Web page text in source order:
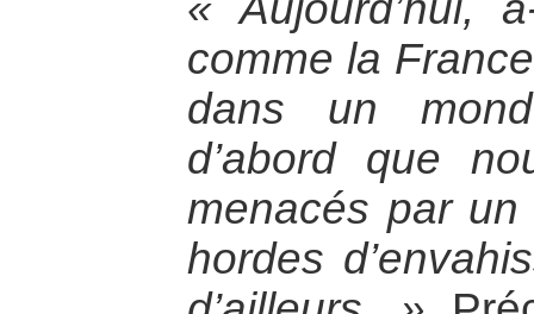
comme la
dans un
d’abord que
menacés par
hordes